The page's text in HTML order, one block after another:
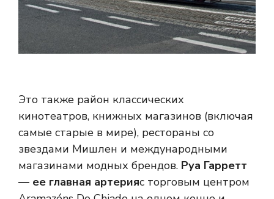
Это также район классических
кинотеатров, книжных магазинов (включая
самые старые в мире), рестораны со
звездами Мишлен и международными
магазинами модных брендов. Руа Гарретт
— ее главная артерияс торговым центром